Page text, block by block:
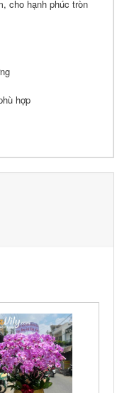
cho hạnh phúc tròn
hợp